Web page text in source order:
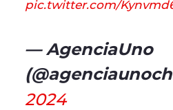
pic.twitter.com/
— AgenciaUno
2024